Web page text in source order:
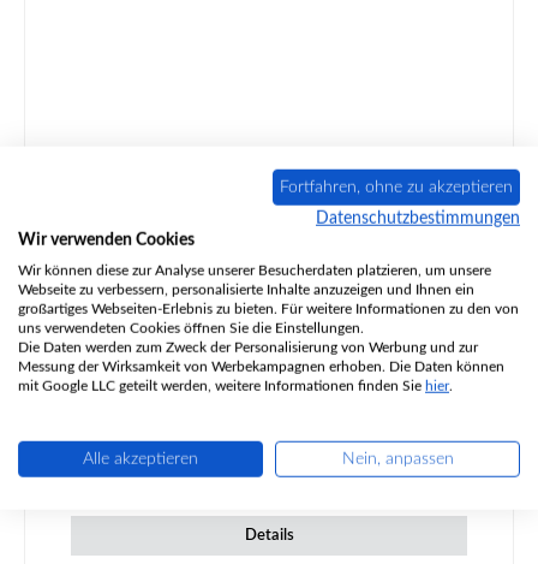
Austroflamm Comet II Sichtscheibe
Produktnummer:01001224
Regulärer Preis:
668,20 €
Details
Fortfahren, ohne zu akzeptieren
Datenschutzbestimmungen
Wir verwenden Cookies
Wir können diese zur Analyse unserer Besucherdaten platzieren, um unsere
Webseite zu verbessern, personalisierte Inhalte anzuzeigen und Ihnen ein
großartiges Webseiten-Erlebnis zu bieten. Für weitere Informationen zu den von
uns verwendeten Cookies öffnen Sie die Einstellungen.
Die Daten werden zum Zweck der Personalisierung von Werbung und zur
Messung der Wirksamkeit von Werbekampagnen erhoben. Die Daten können
mit Google LLC geteilt werden, weitere Informationen finden Sie hier.
Alle akzeptieren Nein, anpassen